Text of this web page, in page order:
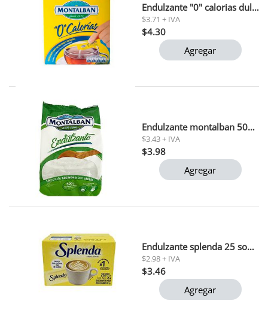
Endulzante "0" calorias dulfit montalban 48 gr
$3.71 + IVA
$4.30
Agregar
Endulzante montalban 500 gr
$3.43 + IVA
$3.98
Agregar
Endulzante splenda 25 sobres (25g)
$2.98 + IVA
$3.46
Agregar